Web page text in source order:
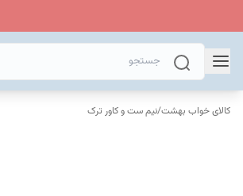
کالای خواب بهشت/نیم ست و کاور ترک